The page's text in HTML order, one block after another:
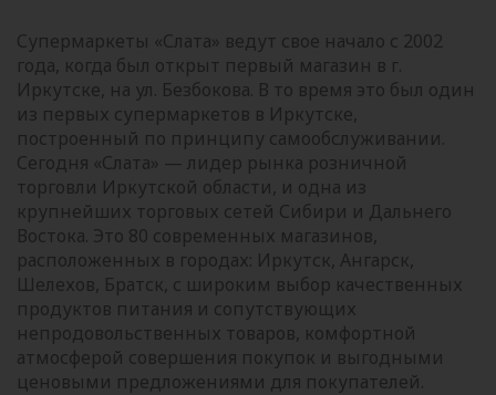
Супермаркеты «Слата» ведут свое начало с 2002
года, когда был открыт первый магазин в г.
Иркутске, на ул. Безбокова. В то время это был один
из первых супермаркетов в Иркутске,
построенный по принципу самообслуживании.
Сегодня «Слата» — лидер рынка розничной
торговли Иркутской области, и одна из
крупнейших торговых сетей Сибири и Дальнего
Востока. Это 80 современных магазинов,
расположенных в городах: Иркутск, Ангарск,
Шелехов, Братск, с широким выбор качественных
продуктов питания и сопутствующих
непродовольственных товаров, комфортной
атмосферой совершения покупок и выгодными
ценовыми предложениями для покупателей.